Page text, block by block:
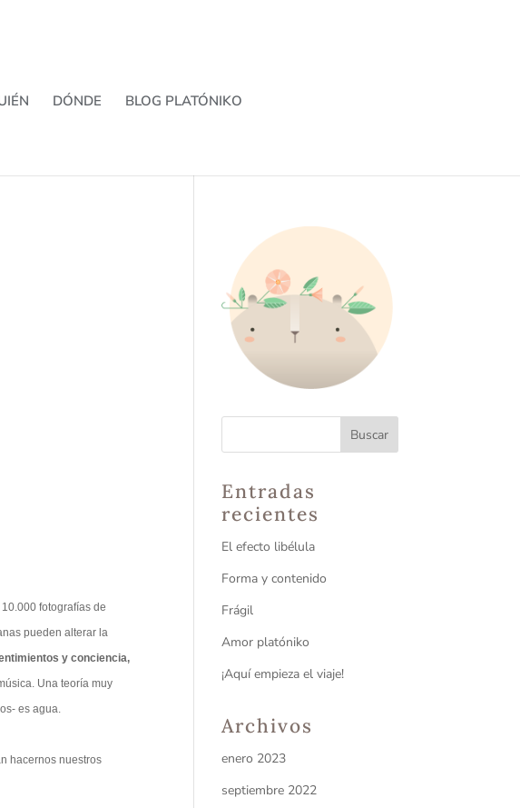
DÓNDE BLOG PLATÓNIKO
fotografías de
pueden alterar la
y conciencia,
Una teoría muy
es agua.
hacernos nuestros
Entradas
recientes
El efecto libélula
Forma y contenido
Frágil
Amor platóniko
¡Aquí empieza el viaje!
Archivos
enero 2023
septiembre 2022